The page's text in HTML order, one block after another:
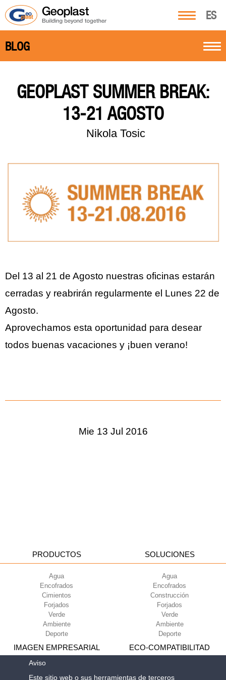
ES
BLOG
GEOPLAST SUMMER BREAK:
13-21 AGOSTO
Nikola Tosic
Del 13 al 21 de Agosto nuestras oficinas estarán
cerradas y reabrirán regularmente el Lunes 22 de
Agosto.
Aprovechamos esta oportunidad para desear
todos buenas vacaciones y ¡buen verano!
Mie 13 Jul 2016
PRODUCTOS
Agua
Encofrados
Cimientos
Forjados
Verde
Ambiente
Deporte
SOLUCIONES
Agua
Encofrados
Construcción
Forjados
Verde
Ambiente
Deporte
IMAGEN EMPRESARIAL ECO-COMPATIBILITAD
Aviso
Este sitio web o sus herramientas de terceros